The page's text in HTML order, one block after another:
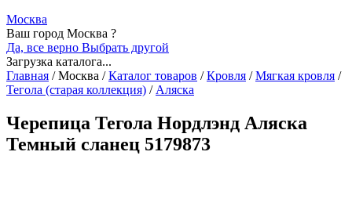
Москва
Ваш город Москва ?
Да, все верно Выбрать другой
Загрузка каталога...
Главная /Москва / Каталог товаров / Кровля / Мягкая кровля /
Тегола (старая коллекция) / Аляска
Черепица Тегола Нордлэнд Аляска
Темный сланец 5179873